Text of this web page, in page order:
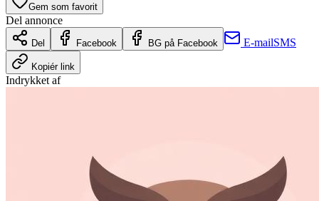
Gem som favorit
Del annonce
Del Facebook BG på Facebook E-mailSMS
Kopiér link
Indrykket af